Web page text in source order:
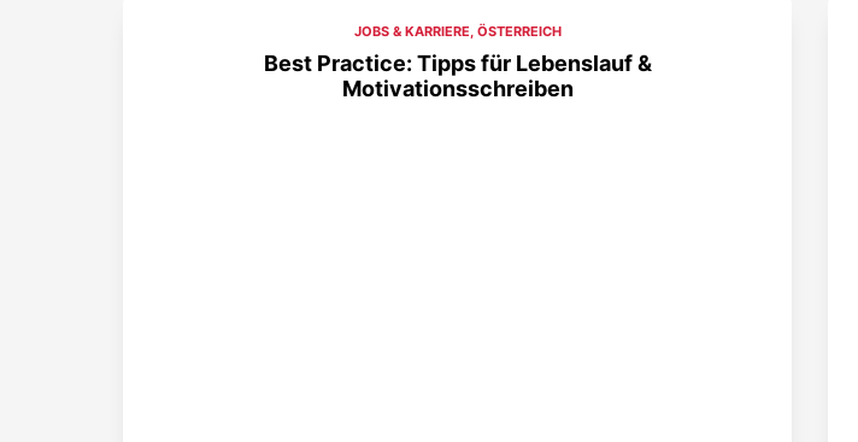
JOBS & KARRIERE, ÖSTERREICH
Best Practice: Tipps für Lebenslauf &
Motivationsschreiben